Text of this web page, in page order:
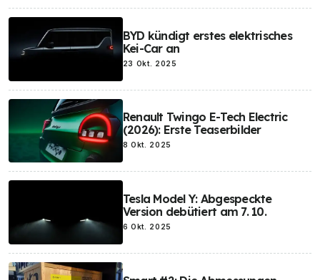
BYD kündigt erstes elektrisches
Kei-Car an
23 Okt. 2025
Renault Twingo E-Tech Electric
(2026): Erste Teaserbilder
8 Okt. 2025
Tesla Model Y: Abgespeckte
Version debütiert am 7. 10.
6 Okt. 2025